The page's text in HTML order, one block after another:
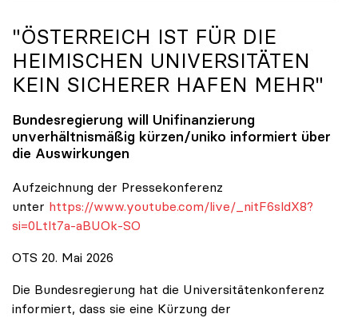
"ÖSTERREICH IST FÜR DIE
HEIMISCHEN UNIVERSITÄTEN
KEIN SICHERER HAFEN MEHR"
Bundesregierung will Unifinanzierung
unverhältnismäßig kürzen/uniko informiert über
die Auswirkungen
Aufzeichnung der Pressekonferenz
unter https://www.youtube.com/live/_nitF6sldX8?
si=0Ltlt7a-aBUOk-SO
OTS 20. Mai 2026
Die Bundesregierung hat die Universitätenkonferenz
informiert, dass sie eine Kürzung der